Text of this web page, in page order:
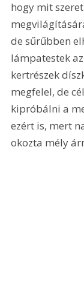
hogy mit
de sűrűbben
lámpatestek
kertrészek
megfelel, de
kipróbálni a
ezért is, mert
okozta mély